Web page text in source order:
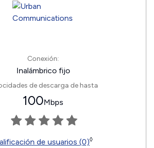
Conexión:
Inalámbrico fijo
de descarga de hasta
100Mbps
de usuarios (0)◊